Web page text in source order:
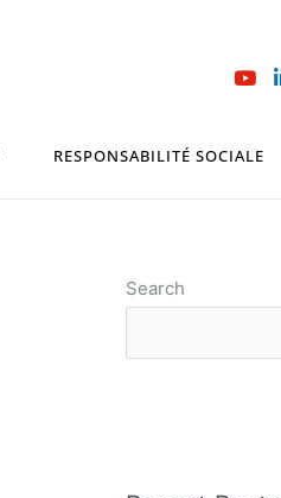
RESPONSABILITÉ SOCIALE
Search